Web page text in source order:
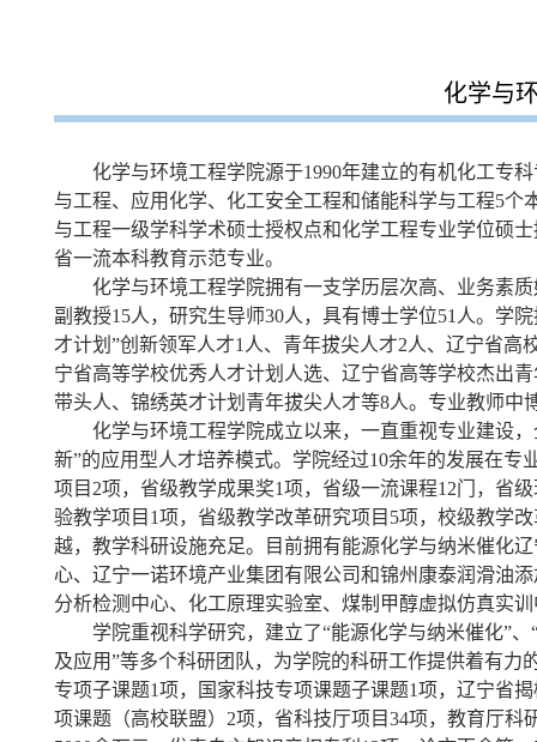
化学与
化学与环境工程学院源于1990年建立的有机化工专
与工程、应用化学、化工安全工程和储能科学与工程5
与工程一级学科学术硕士授权点和化学工程专业学位硕
省一流本科教育示范专业。
化学与环境工程学院拥有一支学历层次高、业务素
副教授15人，研究生导师30人，具有博士学位51 人。学
才计划”创新领军人才1人、青年拔尖人才2人、辽宁省高
宁省高等学校优秀人才计划人选、辽宁省高等学校杰出
带头人、锦绣英才计划青年拔尖人才等8人。专业教师中
化学与环境工程学院成立以来，一直重视专业建设
新”的应用型人才培养模式。学院经过10余年的发展在
项目2项，省级教学成果奖1项，省级一流课程12门，省
验教学项目1项，省级教学改革研究项目5项，校级教学
越，教学科研设施充足。目前拥有能源化学与纳米催化
心、辽宁一诺环境产业集团有限公司和锦州康泰润滑油
分析检测中心、化工原理实验室、煤制甲醇虚拟仿真实
学院重视科学研究，建立了“能源化学与纳米催化”
及应用”等多个科研团队，为学院的科研工作提供着有力
专项子课题1项，国家科技专项课题子课题1项，辽宁省
项课题（高校联盟）2项，省科技厅项目34项，教育厅